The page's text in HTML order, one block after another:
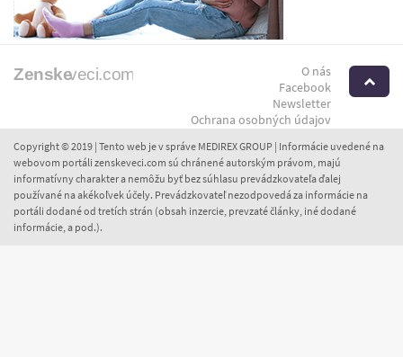
O nás
Facebook
Newsletter
Ochrana osobných údajov
Copyright © 2019 | Tento web je v správe MEDIREX GROUP | Informácie uvedené na
webovom portáli zenskeveci.com sú chránené autorským právom, majú
informatívny charakter a nemôžu byť bez súhlasu prevádzkovateľa ďalej
používané na akékoľvek účely. Prevádzkovateľ nezodpovedá za informácie na
portáli dodané od tretích strán (obsah inzercie, prevzaté články, iné dodané
informácie, a pod.).